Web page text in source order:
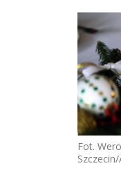
Fot.